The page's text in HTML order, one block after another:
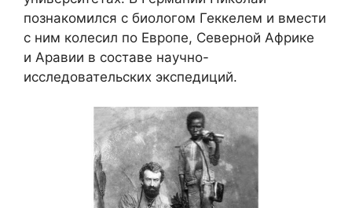
познакомился с биологом Геккелем и вмести
с ним колесил по Европе, Северной Африке
и Аравии в составе научно-
исследовательских экспедиций.